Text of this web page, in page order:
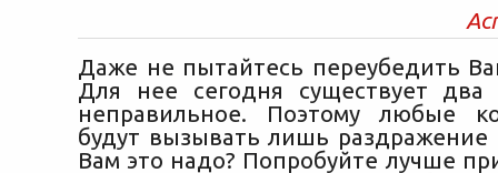
Даже не пытайтесь переубедить
Для нее сегодня существует
неправильное. Поэтому любые
будут вызывать лишь раздражение
Вам это надо? Попробуйте лучше